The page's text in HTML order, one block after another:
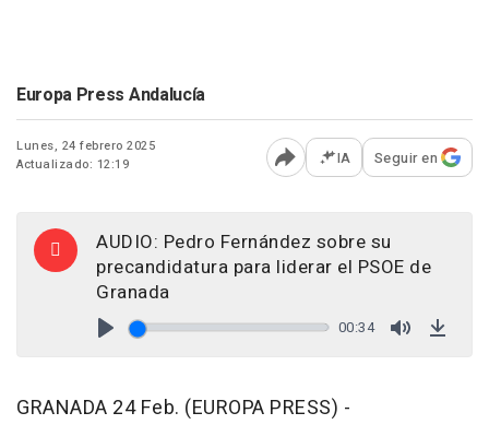
Europa Press Andalucía
Lunes, 24 febrero 2025
Actualizado: 12:19
Abrir opciones para
IA Seguir en
AUDIO: Pedro Fernández sobre su
precandidatura para liderar el PSOE de
Granada
00:34
GRANADA 24 Feb. (EUROPA PRESS) -